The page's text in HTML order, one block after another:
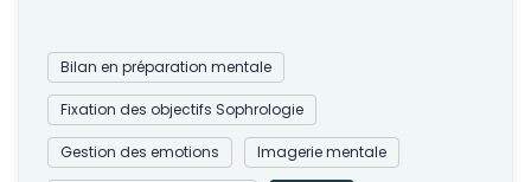
Bilan en préparation mentale
Fixation des objectifs Sophrologie
Gestion des emotions Imagerie mentale